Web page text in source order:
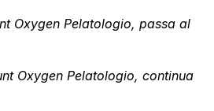
Oxygen Pelatologio, passa al
Oxygen Pelatologio, continua